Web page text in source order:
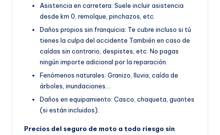
Asistencia en carretera: Suele incluir asistencia
desde km 0, remolque, pinchazos, etc.
Daños propios sin franquicia: Te cubre incluso si tú
tienes la culpa del accidente También en caso de
caídas sin contrario, despistes, etc. No pagas
ningún importe adicional por la reparación.
Fenómenos naturales: Granizo, lluvia, caída de
árboles, inundaciones…
Daños en equipamiento: Casco, chaqueta, guantes
(si están incluidos).
Precios del seguro de moto a todo riesgo sin